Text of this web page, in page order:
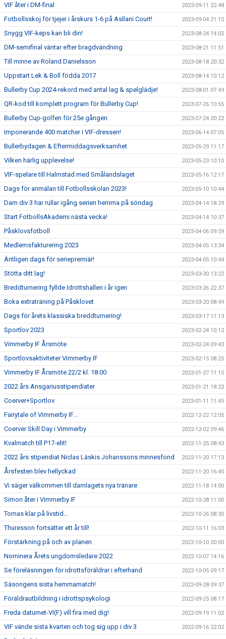
VIF åter i DM-final 2023-09-11 22:48
Fotbollsskoj för tjejer i årskurs 1-6 på Asllani Court! 2023-09-04 21:15
Snygg VIF-keps kan bli din! 2023-08-24 14:02
DM-semifinal väntar efter bragdvändning 2023-08-21 11:51
Till minne av Roland Danielsson 2023-08-18 20:32
Uppstart Lek & Boll födda 2017 2023-08-14 10:12
Bullerby Cup 2024-rekord med antal lag & spelglädje! 2023-08-01 07:49
QR-kod till komplett program för Bullerby Cup! 2023-07-26 10:55
Bullerby Cup-golfen för 25e gången 2023-07-24 20:22
Imponerande 400 matcher i VIF-dressen! 2023-06-14 07:05
Bullerbydagen & Eftermiddagsverksamhet 2023-05-29 11:17
Vilken härlig upplevelse! 2023-05-23 10:10
VIF-spelare till Halmstad med Smålandslaget 2023-05-16 12:17
Dags för anmälan till Fotbollsskolan 2023! 2023-05-10 10:44
Dam div 3 har rullar igång serien hemma på söndag 2023-04-14 18:29
Start FotbollsAkademi nästa vecka! 2023-04-14 10:37
Påsklovsfotboll 2023-04-06 09:59
Medlemsfakturering 2023 2023-04-05 13:34
Äntligen dags för seriepremiär! 2023-04-05 10:44
Stötta ditt lag! 2023-03-30 13:22
Breddturnering fyllde Idrottshallen i år igen 2023-03-26 22:37
Boka extraträning på Påsklovet 2023-03-20 08:49
Dags för årets klassiska breddturnering! 2023-03-17 11:13
Sportlov 2023 2023-02-24 10:12
Vimmerby IF Årsmöte 2023-02-24 09:43
Sportlovsaktiviteter Vimmerby IF 2023-02-15 08:25
Vimmerby IF Årsmöte 22/2 kl. 18.00 2023-01-27 11:15
2022 års Ansgariusstipendiater 2023-01-21 18:23
Coerver+Sportlov 2023-01-11 11:45
Fairytale of Vimmerby IF... 2022-12-22 12:05
Coerver Skill Day i Vimmerby 2022-12-02 09:46
Kvalmatch till P17-elit! 2022-11-25 08:43
2022 års stipendiat Niclas Läskis Johanssons minnesfond 2022-11-20 17:13
Årsfesten blev hellyckad 2022-11-20 16:45
Vi säger välkommen till damlagets nya tränare 2022-11-18 14:00
Simon åter i Vimmerby IF 2022-10-28 11:00
Tomas klar på livstid... 2022-10-26 08:30
Thuresson fortsätter ett år till! 2022-10-11 16:03
Förstärkning på och av planen 2022-10-10 20:00
Nominera Årets ungdomsledare 2022 2022-10-07 14:16
Se föreläsningen för idrottsföräldrar i efterhand 2022-10-05 09:17
Säsongens sista hemmamatch! 2022-09-28 09:37
Föräldrautbildning i idrottspsykologi 2022-09-25 08:17
Freda datumet-VI(F) vill fira med dig! 2022-09-19 11:02
VIF vände sista kvarten och tog sig upp i div 3 2022-09-16 22:02